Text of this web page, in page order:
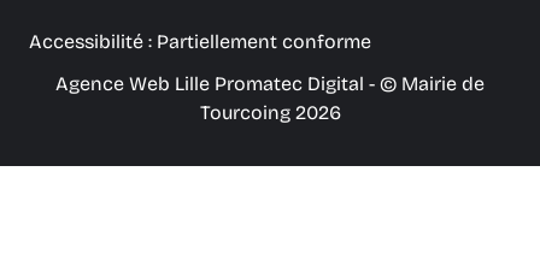
Accessibilité : Partiellement conforme
Agence Web Lille Promatec Digital - © Mairie de
Tourcoing 2026